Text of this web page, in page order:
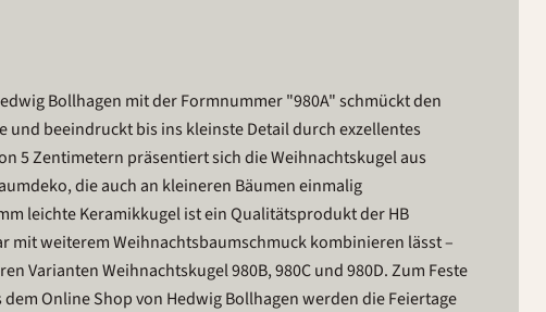
Bollhagen mit der Formnummer "980A" schmückt den
und beeindruckt bis ins kleinste Detail durch exzellentes
5 Zentimetern präsentiert sich die Weihnachtskugel aus
die auch an kleineren Bäumen einmalig
leichte Keramikkugel ist ein Qualitätsprodukt der HB
mit weiterem Weihnachtsbaumschmuck kombinieren lässt –
Varianten Weihnachtskugel 980B, 980C und 980D. Zum Feste
Online Shop von Hedwig Bollhagen werden die Feiertage